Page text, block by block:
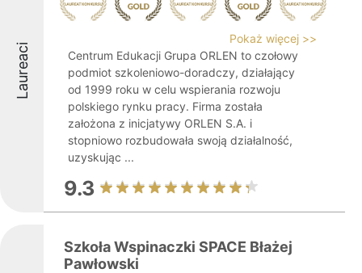
Laureaci
Pokaż więcej >>
Centrum Edukacji Grupa ORLEN to czołowy
podmiot szkoleniowo-doradczy, działający
od 1999 roku w celu wspierania rozwoju
polskiego rynku pracy. Firma została
założona z inicjatywy ORLEN S.A. i
stopniowo rozbudowała swoją działalność,
uzyskując ...
9.3
Szkoła Wspinaczki SPACE Błażej
Pawłowski